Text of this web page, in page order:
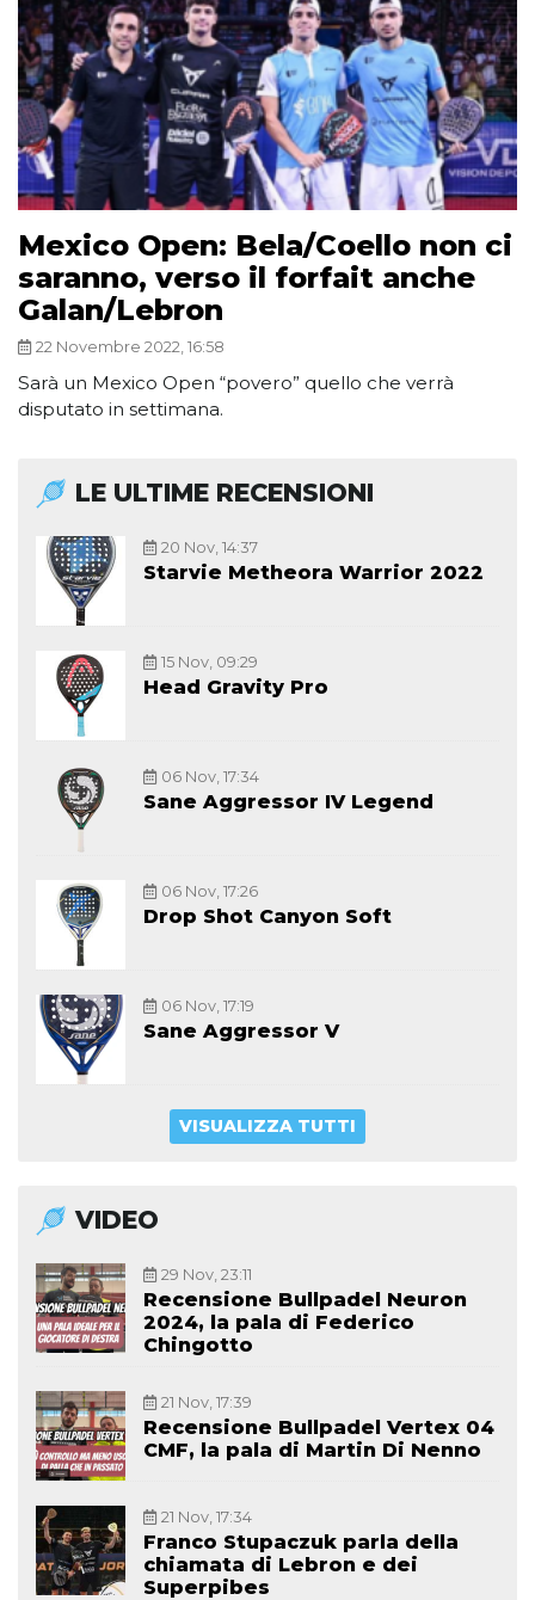
Mexico Open: Bela/Coello non ci
saranno, verso il forfait anche
Galan/Lebron
22 Novembre 2022, 16:58
Sarà un Mexico Open “povero” quello che verrà
disputato in settimana.
LE ULTIME RECENSIONI
20 Nov, 14:37
Starvie Metheora Warrior 2022
15 Nov, 09:29
Head Gravity Pro
06 Nov, 17:34
Sane Aggressor IV Legend
06 Nov, 17:26
Drop Shot Canyon Soft
06 Nov, 17:19
Sane Aggressor V
VISUALIZZA TUTTI
VIDEO
29 Nov, 23:11
Recensione Bullpadel Neuron
2024, la pala di Federico
Chingotto
21 Nov, 17:39
Recensione Bullpadel Vertex 04
CMF, la pala di Martin Di Nenno
21 Nov, 17:34
Franco Stupaczuk parla della
chiamata di Lebron e dei
Superpibes